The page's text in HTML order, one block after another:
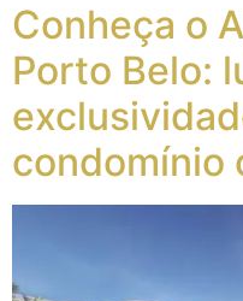
Conheça o
Porto Belo:
condomínio